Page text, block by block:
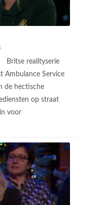
Britse realityserie
Ambulance Service
de hectische
op straat
voor